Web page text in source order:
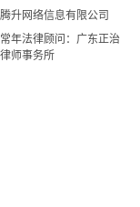
升网络信息有限公司
常年法律顾问：广东正治
律师事务所